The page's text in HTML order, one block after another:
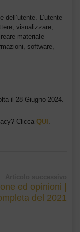
dell’utente. L’utente
visualizzare,
materiale
software,
il 28 Giugno 2024.
Clicca QUI .
ed opinioni |
del 2021